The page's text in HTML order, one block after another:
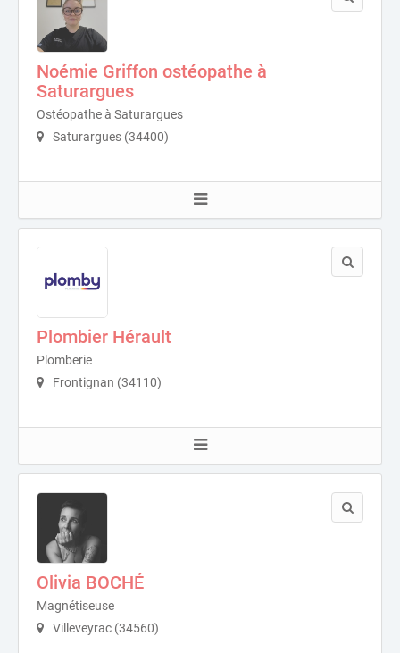
Noémie Griffon ostéopathe à
Saturargues
Ostéopathe à Saturargues
Saturargues (34400)
Plombier Hérault
Plomberie
Frontignan (34110)
Olivia BOCHÉ
Magnétiseuse
Villeveyrac (34560)